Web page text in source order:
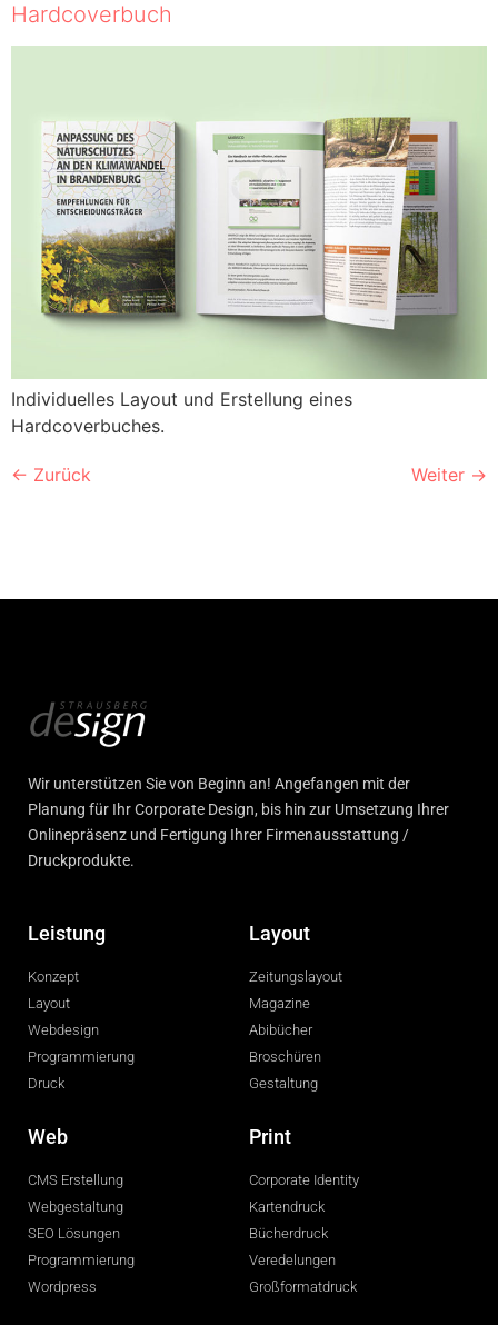
Hardcoverbuch
Individuelles Layout und Erstellung eines
Hardcoverbuches.
← Zurück Weiter →
Wir unterstützen Sie von Beginn an! Angefangen mit der
Planung für Ihr Corporate Design, bis hin zur Umsetzung Ihrer
Onlinepräsenz und Fertigung Ihrer Firmenausstattung /
Druckprodukte.
Leistung
Konzept
Layout
Webdesign
Programmierung
Druck
Layout
Zeitungslayout
Magazine
Abibücher
Broschüren
Gestaltung
Web
CMS Erstellung
Webgestaltung
SEO Lösungen
Programmierung
Wordpress
Print
Corporate Identity
Kartendruck
Bücherdruck
Veredelungen
Großformatdruck